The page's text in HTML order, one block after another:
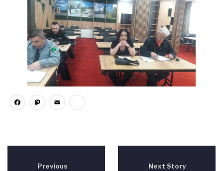
Facebook
Mastodon
Previous
Next Story